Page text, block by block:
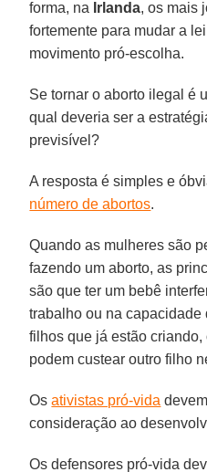
forma, na Irlanda, os mais
fortemente para mudar a
movimento pró-escolha.
Se tornar o aborto ilegal é
qual deveria ser a
previsível?
A resposta é simples e
número de abortos.
Quando as mulheres são
fazendo um aborto, as
são que ter um bebê
trabalho ou na
filhos que já estão
podem custear outro filho
Osativistas pró-vida
consideração ao
Os defensores pró-vida